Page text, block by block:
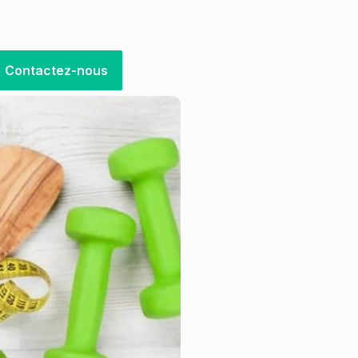
Contactez-nous